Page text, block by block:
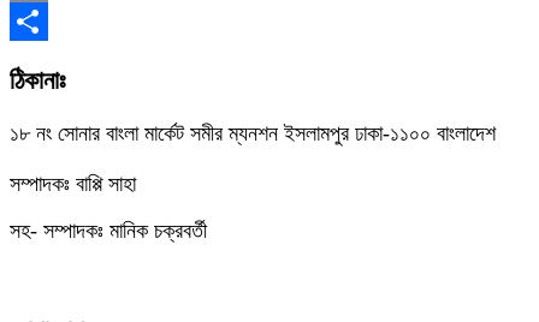
Copy
Link
Share
ঠিকানাঃ
১৮ নং সোনার বাংলা মার্কেট সমীর ম্যনশন ইসলামপুর ঢাকা-১১০০ বাংলাদেশ
সম্পাদকঃ বাপ্পি সাহা
সহ- সম্পাদকঃ মানিক চক্রবর্তী